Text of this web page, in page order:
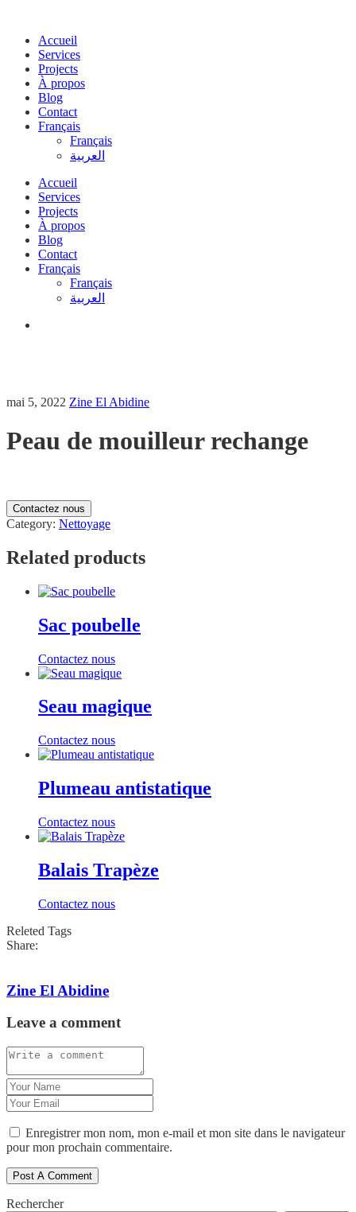
Accueil
Services
Projects
À propos
Blog
Contact
Français
Français
العربية
Accueil
Services
Projects
À propos
Blog
Contact
Français
Français
العربية
mai 5, 2022 Zine El Abidine
Peau de mouilleur rechange
Contactez nous
Category: Nettoyage
Related products
Sac poubelle
Contactez nous
Seau magique
Contactez nous
Plumeau antistatique
Contactez nous
Balais Trapèze
Contactez nous
Releted Tags
Share:
Zine El Abidine
Leave a comment
Enregistrer mon nom, mon e-mail et mon site dans le navigateur
pour mon prochain commentaire.
Rechercher